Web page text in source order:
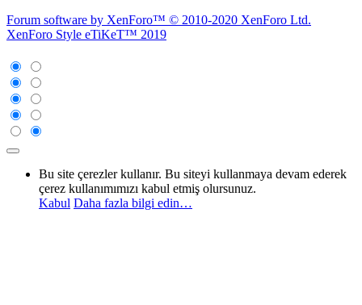
Forum software by XenForo™ © 2010-2020 XenForo Ltd.
XenForo Style eTiKeT™ 2019
Bu site çerezler kullanır. Bu siteyi kullanmaya devam ederek
çerez kullanımımızı kabul etmiş olursunuz.
Kabul Daha fazla bilgi edin…